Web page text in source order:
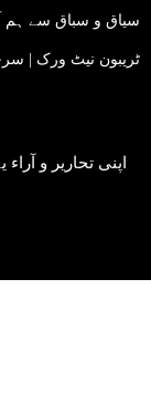
سیاق و سباق سے ہم
ٹریبون نیٹ ورک |
: اپنی تحاریر و